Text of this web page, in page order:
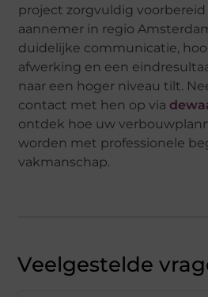
project zorgvuldig
aannemer in regio
duidelijke communicatie,
afwerking en een
naar een hoger niveau tilt.
contact met hen op via
ontdek hoe uw
worden met professionele
vakmanschap.
Veelgestelde